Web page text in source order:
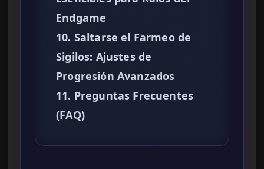
Endgame
10. Saltarse el Farmeo de
Sigilos: Ajustes de
Progresión Avanzados
11. Preguntas Frecuentes
(FAQ)